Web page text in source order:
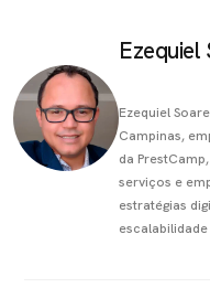
Ezequiel
Ezequiel
Campinas,
da
serviços e
estratégias